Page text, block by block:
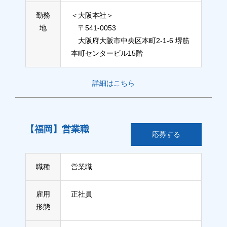
勤務
地
＜大阪本社＞
〒541-0053
大阪府大阪市中央区本町2-1-6 堺筋
本町センタービル15階
詳細はこちら
【福岡】営業職 応募する
職種 営業職
雇用
形態
正社員